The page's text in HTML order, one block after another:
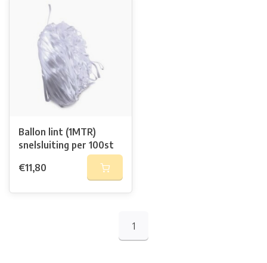
Ballon lint (1MTR)
snelsluiting per 100st
€11,80
1